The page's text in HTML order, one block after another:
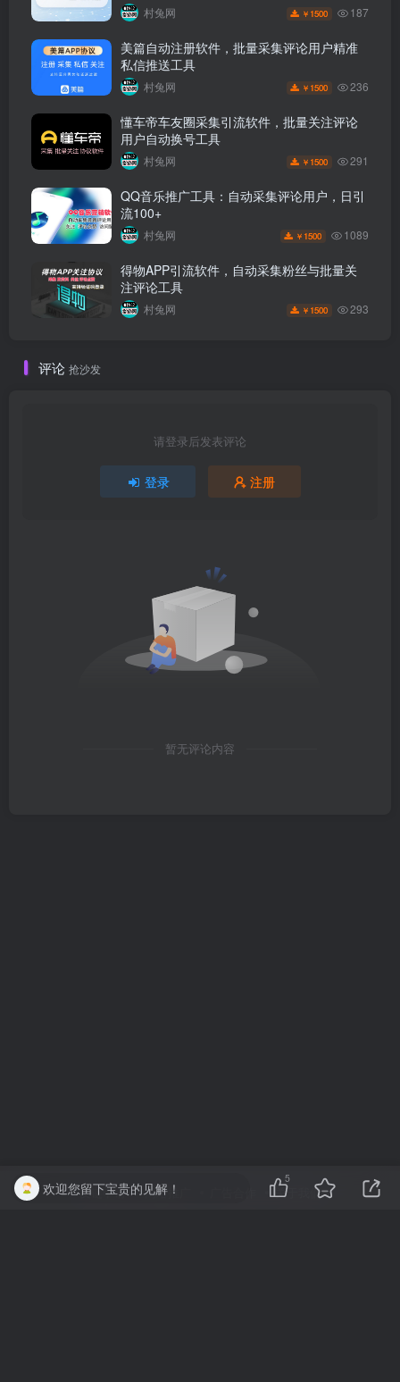
村兔网 ￥ 1500 187
美篇自动注册软件，批量采集评论用户精准
私信推送工具
村兔网 ￥ 1500 236
懂车帝车友圈采集引流软件，批量关注评论
用户自动换号工具
村兔网 ￥ 1500 291
QQ音乐推广工具：自动采集评论用户，日引
流100+
村兔网 ￥ 1500 1089
得物APP引流软件，自动采集粉丝与批量关
注评论工具
村兔网 ￥ 1500 293
评论 抢沙发
请登录后发表评论
登录 注册
暂无评论内容
友链申请 网络推广 关于我们
欢迎您留下宝贵的见解！
5